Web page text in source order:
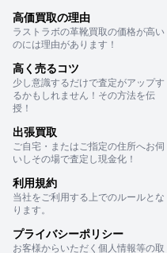
高価買取の理由
ラストラボの革靴買取の価格が高い
のには理由があります！
高く売るコツ
少し意識するだけで査定がアップす
るかもしれません！その方法を伝
授！
出張買取
ご自宅・またはご指定の住所へお伺
いしその場で査定し現金化！
利用規約
当社をご利用する上でのルールとな
ります。
プライバシーポリシー
お客様からいただく個人情報等の取